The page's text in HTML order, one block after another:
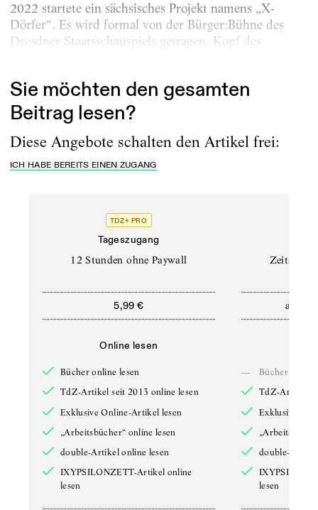
2022 startete ein sächsisches Projekt namens „X-
Dörfer“. Es wird formal von der Bürger:Bühne des
Dresdner Staatsschauspiels getragen. Kopf des
Sie möchten den gesamten
Beitrag lesen?
Diese Angebote schalten den Artikel frei:
ICH HABE BEREITS EINEN ZUGANG
TDZ+ PRO
Tageszugang
12 Stunden ohne Paywall
5,99 €
Online lesen
Bücher online lesen
TdZ-Artikel seit 2013 online lesen
Exklusive Online-Artikel lesen
„Arbeitsbücher“ online lesen
double-Artikel online lesen
IXYPSILONZETT-Artikel online
lesen
ab
—
Bücher online
TdZ-Artikel
Exklusive
double-
lesen